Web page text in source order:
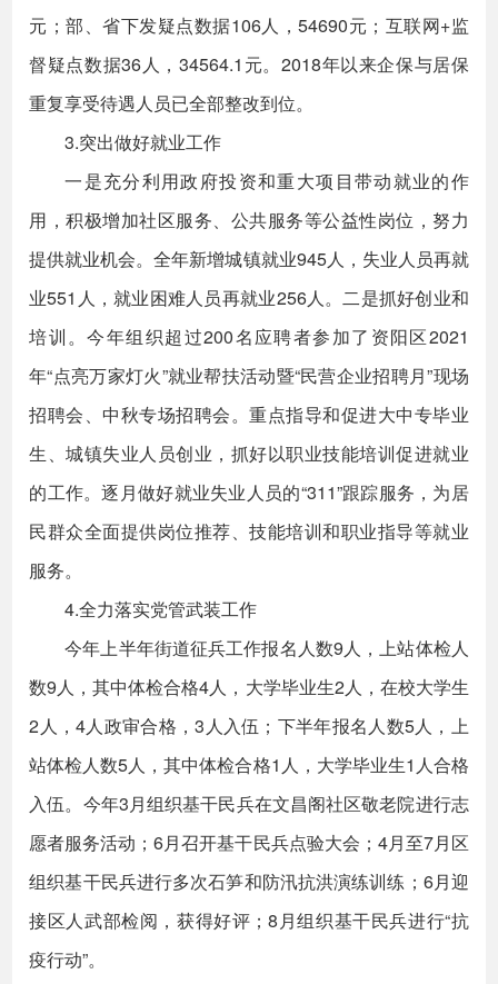
元；部、省下发疑点数据106人，54690元；互联网+监
督疑点数据36人，34564.1元。2018年以来企保与居保
重复享受待遇人员已全部整改到位。
3.突出做好就业工作
一是充分利用政府投资和重大项目带动就业的作
用，积极增加社区服务、公共服务等公益性岗位，努力
提供就业机会。全年新增城镇就业945人，失业人员再就
业551人，就业困难人员再就业256人。二是抓好创业和
培训。今年组织超过200名应聘者参加了资阳区2021
年“点亮万家灯火”就业帮扶活动暨“民营企业招聘月”现场
招聘会、中秋专场招聘会。重点指导和促进大中专毕业
生、城镇失业人员创业，抓好以职业技能培训促进就业
的工作。逐月做好就业失业人员的“311”跟踪服务，为居
民群众全面提供岗位推荐、技能培训和职业指导等就业
服务。
4.全力落实党管武装工作
今年上半年街道征兵工作报名人数9人，上站体检人
数9人，其中体检合格4人，大学毕业生2人，在校大学生
2人，4人政审合格，3人入伍；下半年报名人数5人，上
站体检人数5人，其中体检合格1人，大学毕业生1人合格
入伍。今年3月组织基干民兵在文昌阁社区敬老院进行志
愿者服务活动；6月召开基干民兵点验大会；4月至7月区
组织基干民兵进行多次石笋和防汛抗洪演练训练；6月迎
接区人武部检阅，获得好评；8月组织基干民兵进行“抗
疫行动”。